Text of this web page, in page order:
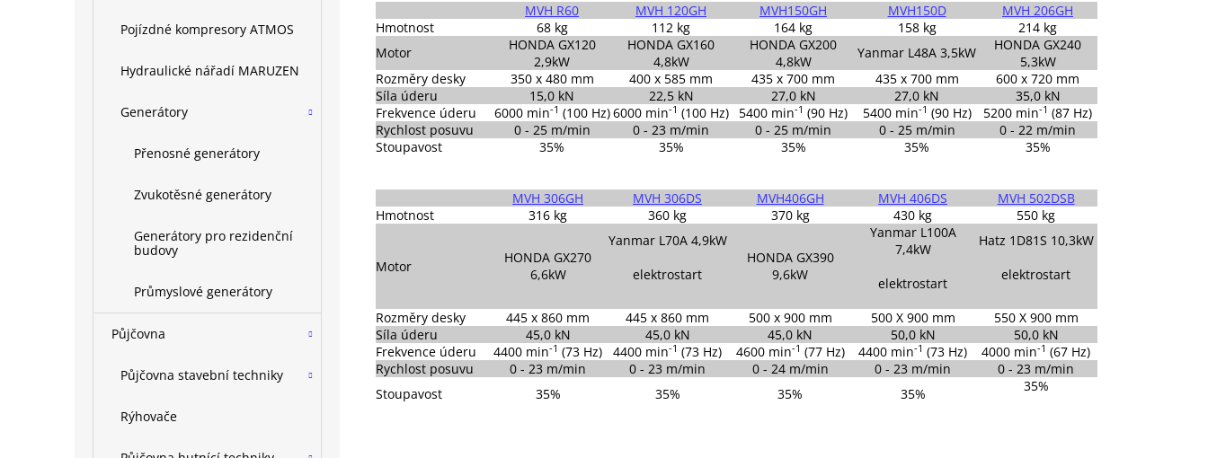
Pojízdné kompresory ATMOS
Hydraulické nářadí MARUZEN
Generátory
Přenosné generátory
Zvukotěsné generátory
Generátory pro rezidenční
budovy
Průmyslové generátory
Půjčovna
Půjčovna stavební techniky
Rýhovače
MVH R60 MVH 120GH MVH150GH MVH150D
MVH 206GH
Hmotnost
68 kg 112 kg 164 kg 158 kg
214 kg
Motor
HONDA GX120
2,9kW
HONDA GX160
4,8kW
HONDA GX200
4,8kW
Yanmar L48A 3,5kW
HONDA GX240
5,3kW
Rozměry desky
350 x 480 mm 400 x 585 mm 435 x 700 mm 435 x 700 mm
600 x 720 mm
Síla úderu
15,0 kN 22,5 kN 27,0 kN 27,0 kN
35,0 kN
Frekvence úderu
6000 min-1 (100 Hz)6000 min-1 (100 Hz) 5400 min-1 (90 Hz) 5400 min-1 (90 Hz) 5200 min-1 (87 Hz)
Rychlost posuvu
0 - 25 m/min 0 - 23 m/min 0 - 25 m/min 0 - 25 m/min
0 - 22 m/min
Stoupavost
35% 35% 35% 35% 35%
MVH 306GH MVH 306DS MVH406GH MVH 406DS
MVH 502DSB
Hmotnost
316 kg 360 kg 370 kg 430 kg 550 kg
Motor
HONDA GX270
6,6kW
Yanmar L70A 4,9kW
elektrostart
HONDA GX390
9,6kW
Yanmar L100A
7,4kW
elektrostart
Hatz 1D81S 10,3kW
elektrostart
Rozměry desky 445 x 860 mm 445 x 860 mm 500 x 900 mm 500 X 900 mm
550 X 900 mm
Síla úderu
45,0 kN 45,0 kN 45,0 kN 50,0 kN
50,0 kN
Frekvence úderu
4400 min-1 (73 Hz) 4400 min-1 (73 Hz) 4600 min-1 (77 Hz) 4400 min-1 (73 Hz) 4000 min-1 (67 Hz)
Rychlost posuvu
0 - 23 m/min 0 - 23 m/min 0 - 24 m/min 0 - 23 m/min
0 - 23 m/min
Stoupavost
35% 35% 35% 35% 35%